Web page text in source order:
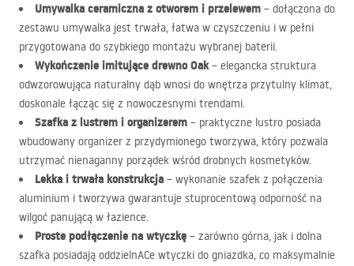
Umywalka ceramiczna z otworem i przelewem – dołączona do
zestawu umywalka jest trwała, łatwa w czyszczeniu i w pełni
przygotowana do szybkiego montażu wybranej baterii.
Wykończenie imitujące drewno Oak– elegancka struktura
odwzorowująca naturalny dąb wnosi do wnętrza przytulny klimat,
doskonale łącząc się z nowoczesnymi trendami.
Szafka z lustrem i organizerem – praktyczne lustro posiada
wbudowany organizer z przydymionego tworzywa, który pozwala
utrzymać nienaganny porządek wśród drobnych kosmetyków.
Lekka i trwała konstrukcja – wykonanie szafek z połączenia
aluminium i tworzywa gwarantuje stuprocentową odporność na
wilgoć panującą w łazience.
Proste podłączenie na wtyczkę – zarówno górna, jak i dolna
szafka posiadają oddzielnACe wtyczki do gniazdka, co maksymalnie